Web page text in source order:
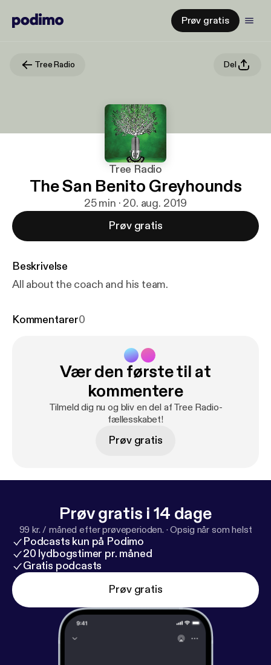
Prøv gratis
Tree Radio Del
Tree Radio
The San Benito Greyhounds
25 min · 20. aug. 2019
Prøv gratis
Beskrivelse
All about the coach and his team.
Kommentarer0
Vær den første til at
kommentere
Tilmeld dig nu og bliv en del af Tree Radio-
fællesskabet!
Prøv gratis
Prøv gratis i 14 dage
99 kr. / måned efter prøveperioden. ·Opsig når som helst
Podcasts kun på Podimo
20 lydbogstimer pr. måned
Gratis podcasts
Prøv gratis